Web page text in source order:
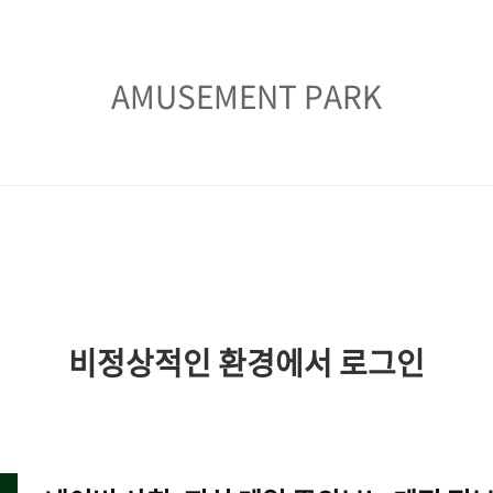
PARK
AMUSEMENT PARK
비정상적인 환경에서 로그인